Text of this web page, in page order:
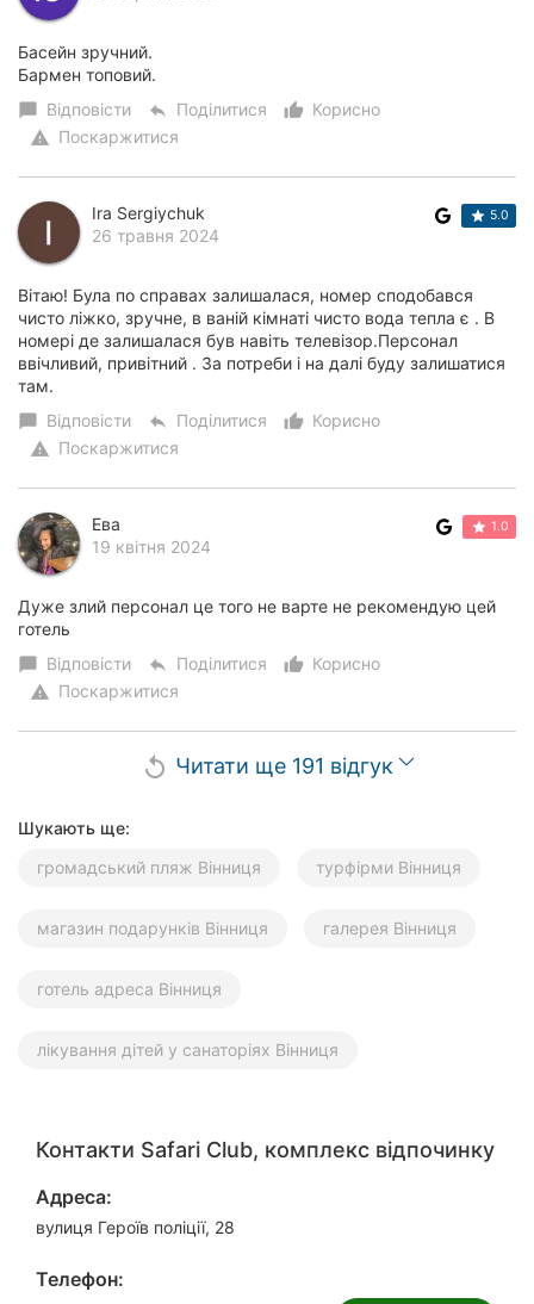
Басейн зручний.
Бармен топовий.
chat_bubble Відповісти reply Поділитися thumb_up_alt
Корисно
warning Поскаржитися
Ira Sergiychuk
26 травня 2024
5.0
Вітаю! Була по справах залишалася, номер сподобався
чисто ліжко, зручне, в ваній кімнаті чисто вода тепла є . В
номері де залишалася був навіть телевізор.Персонал
ввічливий, привітний . За потреби і на далі буду залишатися
там.
chat_bubble Відповісти reply Поділитися thumb_up_alt
Корисно
warning Поскаржитися
Ева
19 квітня 2024
1.0
Дуже злий персонал це того не варте не рекомендую цей
готель
chat_bubble Відповісти reply Поділитися thumb_up_alt
Корисно
warning Поскаржитися
replay Читати ще 191 відгук
Шукають ще:
громадський пляж Вінниця
турфірми Вінниця
магазин подарунків Вінниця галерея Вінниця
готель адреса Вінниця
лікування дітей у санаторіях Вінниця
Контакти Safari Club, комплекс відпочинку
Адреса:
вулиця Героїв поліції, 28
Телефон: